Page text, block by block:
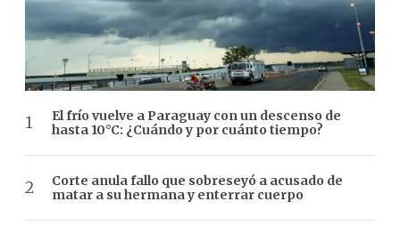
El frío vuelve a Paraguay con un descenso de
hasta 10°C: ¿Cuándo y por cuánto tiempo?
Corte anula fallo que sobreseyó a acusado de
matar a su hermana y enterrar cuerpo